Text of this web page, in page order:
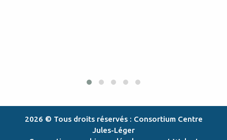
2026 © Tous droits réservés : Consortium Centre
Jules-Léger